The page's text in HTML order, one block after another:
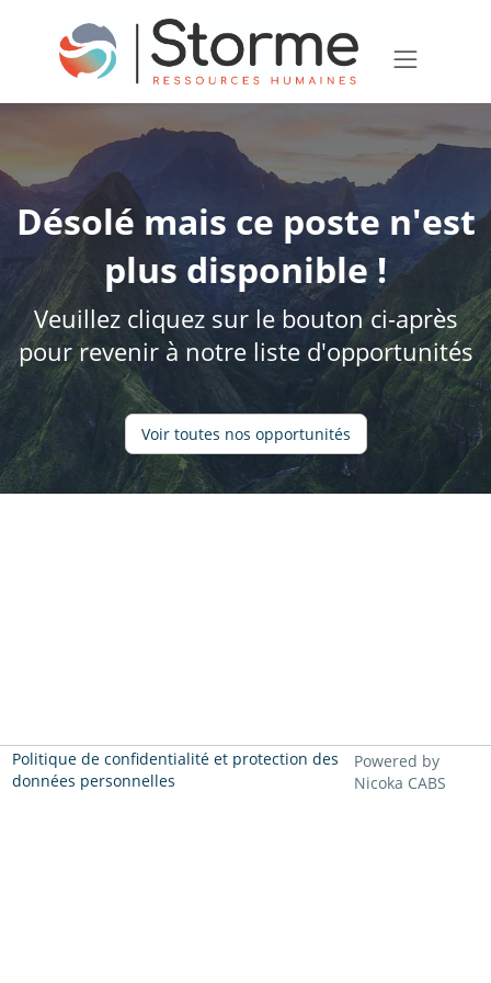
Désolé mais ce poste n'est
plus disponible !
Veuillez cliquez sur le bouton ci-après
pour revenir à notre liste d'opportunités
Voir toutes nos opportunités
Politique de confidentialité et protection des
données personnelles
Powered by
Nicoka CABS